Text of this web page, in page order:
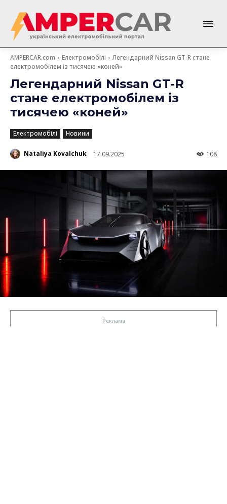
AMPERCAR.com Електромобілі
Легендарний Nissan GT-R стане
електромобілем із тисячею «коней»
Легендарний Nissan GT-R
стане електромобілем із
тисячею «коней»
Електромобілі Новини
Nataliya Kovalchuk 17.09.2025 108